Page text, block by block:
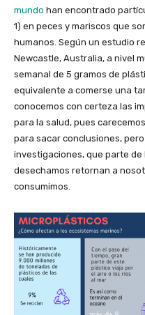
mundo han encontrado
1) en peces y mariscos que
humanos. Según un estudio
Newcastle, Australia, a nivel
semanal de 5 gramos de
equivalente a comerse una
conocemos con certeza las
para la salud, pues
para sacar conclusiones,
investigaciones, que parte
desechamos retornan a
consumimos.